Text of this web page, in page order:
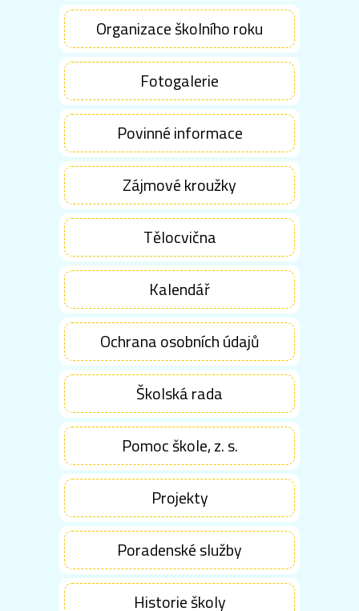
Organizace školního roku
Fotogalerie
Povinné informace
Zájmové kroužky
Tělocvična
Kalendář
Ochrana osobních údajů
Školská rada
Pomoc škole, z. s.
Projekty
Poradenské služby
Historie školy